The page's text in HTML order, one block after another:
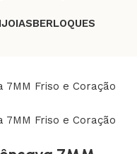
BERLOQUES